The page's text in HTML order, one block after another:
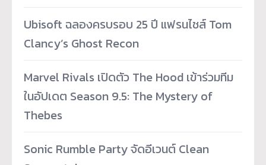
Ubisoft ฉลองครบรอบ 25 ปี แฟรนไชส์ Tom
Clancy’s Ghost Recon
Marvel Rivals เปิดตัว The Hood เข้าร่วมทีม
ในอัปเดต Season 9.5: The Mystery of
Thebes
Sonic Rumble Party จัดอีเวนต์ Clean